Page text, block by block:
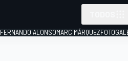
FERNANDO ALONSOMARC MÁRQUEZ